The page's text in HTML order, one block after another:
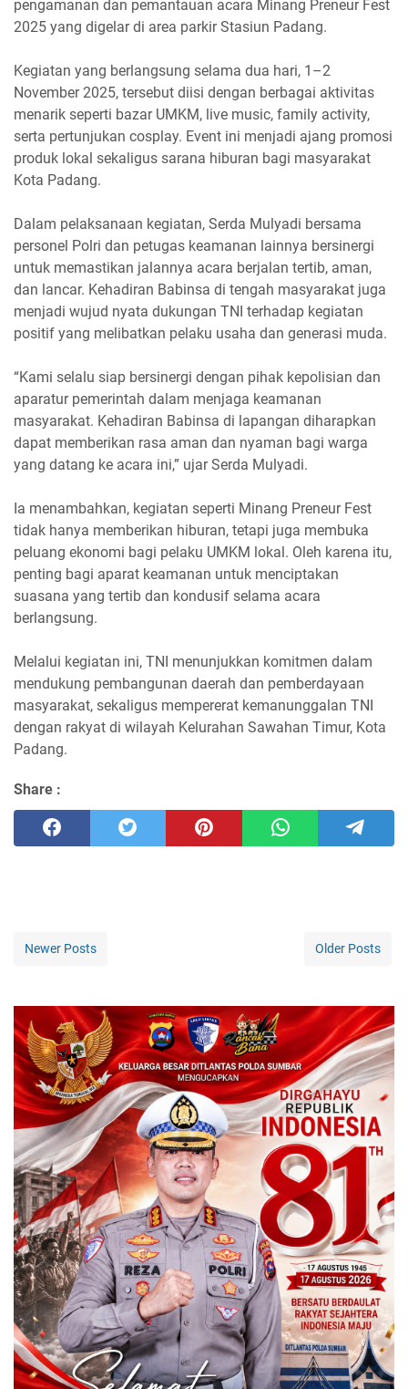
pengamanan dan pemantauan acara Minang Preneur Fest
2025 yang digelar di area parkir Stasiun Padang.
Kegiatan yang berlangsung selama dua hari, 1–2
November 2025, tersebut diisi dengan berbagai aktivitas
menarik seperti bazar UMKM, live music, family activity,
serta pertunjukan cosplay. Event ini menjadi ajang promosi
produk lokal sekaligus sarana hiburan bagi masyarakat
Kota Padang.
Dalam pelaksanaan kegiatan, Serda Mulyadi bersama
personel Polri dan petugas keamanan lainnya bersinergi
untuk memastikan jalannya acara berjalan tertib, aman,
dan lancar. Kehadiran Babinsa di tengah masyarakat juga
menjadi wujud nyata dukungan TNI terhadap kegiatan
positif yang melibatkan pelaku usaha dan generasi muda.
“Kami selalu siap bersinergi dengan pihak kepolisian dan
aparatur pemerintah dalam menjaga keamanan
masyarakat. Kehadiran Babinsa di lapangan diharapkan
dapat memberikan rasa aman dan nyaman bagi warga
yang datang ke acara ini,” ujar Serda Mulyadi.
Ia menambahkan, kegiatan seperti Minang Preneur Fest
tidak hanya memberikan hiburan, tetapi juga membuka
peluang ekonomi bagi pelaku UMKM lokal. Oleh karena itu,
penting bagi aparat keamanan untuk menciptakan
suasana yang tertib dan kondusif selama acara
berlangsung.
Melalui kegiatan ini, TNI menunjukkan komitmen dalam
mendukung pembangunan daerah dan pemberdayaan
masyarakat, sekaligus mempererat kemanunggalan TNI
dengan rakyat di wilayah Kelurahan Sawahan Timur, Kota
Padang.
Share :
Newer Posts Older Posts